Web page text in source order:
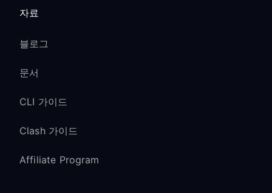
자료
블로그
문서
CLI 가이드
Clash 가이드
Affiliate Program